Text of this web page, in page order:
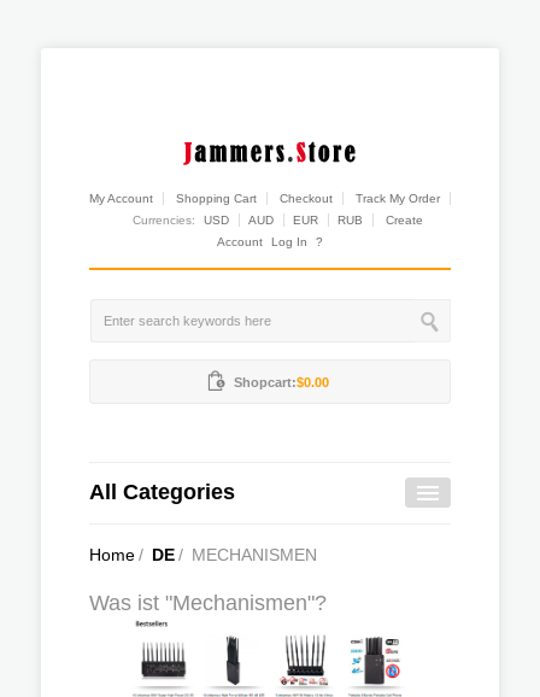
My Account Shopping Cart Checkout
Track My Order
Currencies:
USD AUD EUR RUB
Create
Account
Log In ?
Shopcart:$0.00
All Categories
Home/ DE/ MECHANISMEN
Was ist "Mechanismen"?